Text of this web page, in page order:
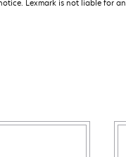
Lexmark is not liable for